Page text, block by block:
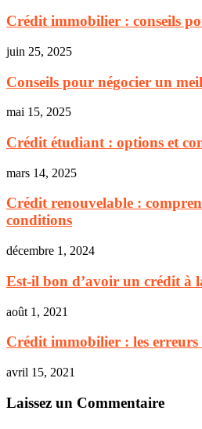
Crédit immobilier : conseils
juin 25, 2025
Conseils pour négocier un
mai 15, 2025
Crédit étudiant : options et
mars 14, 2025
Crédit renouvelable :
conditions
décembre 1, 2024
Est-il bon d’avoir un crédit à
août 1, 2021
Crédit immobilier : les erreurs
avril 15, 2021
Laissez un Commentaire